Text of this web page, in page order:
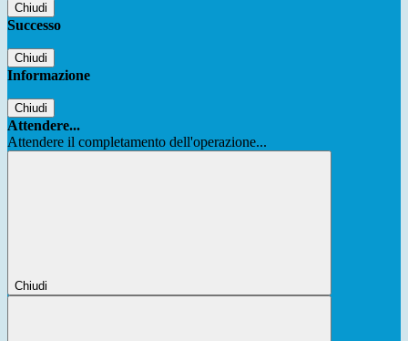
Chiudi
Successo
Chiudi
Informazione
Chiudi
Attendere...
Attendere il completamento dell'operazione...
Chiudi